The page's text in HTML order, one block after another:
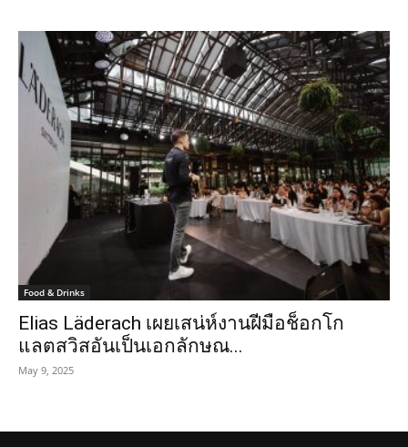
Food & Drinks
Elias Läderach เผยเสน่ห์งานฝีมือช็อกโก
แลตสวิสอันเป็นเอกลักษณ...
May 9, 2025